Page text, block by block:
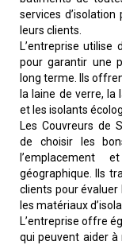
services
leurs clients.
L’entreprise utilise
pour garantir une
long terme. Ils
la laine de verre, la
et les isolants
Les Couvreurs de
de choisir les
l’emplacement
géographique. Ils
clients pour
les matériaux
L’entreprise offre
qui peuvent aider